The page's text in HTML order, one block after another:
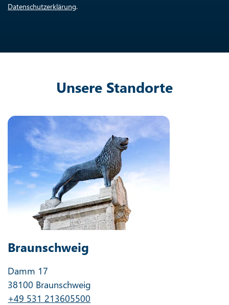
Datenschutzerklärung.
Unsere Standorte
Braunschweig
Damm 17
38100 Braunschweig
+49 531 213605500